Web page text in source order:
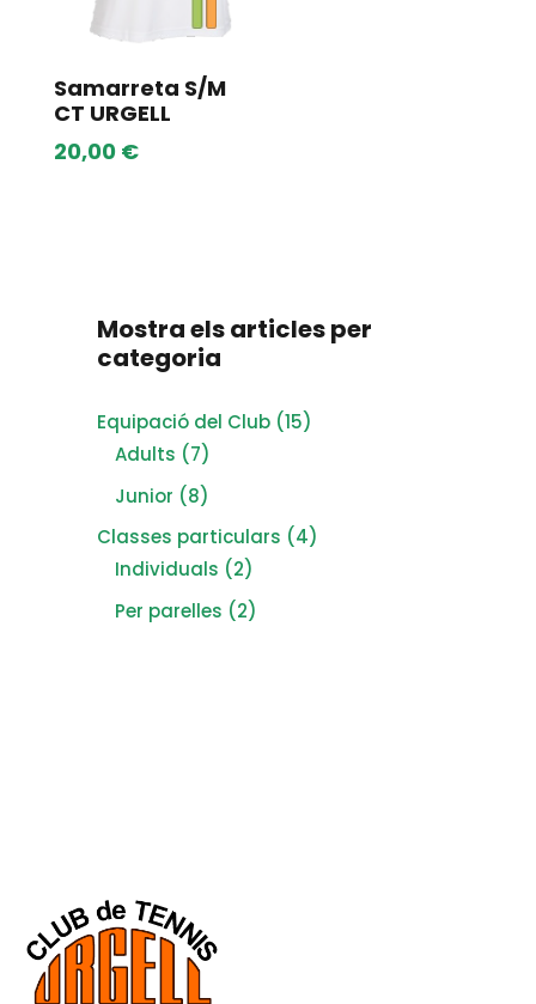
Samarreta S/M
CT URGELL
20,00 €
Mostra els articles per
categoria
Equipació del Club 1515
Adults 77
products
Junior 88
products
Classes particulars 44
Individuals 22
products
Per parelles 22